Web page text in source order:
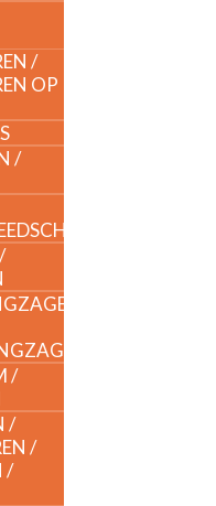
/
OP
/
/
/
/
/